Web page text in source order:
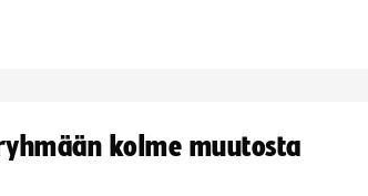
kolme muutosta